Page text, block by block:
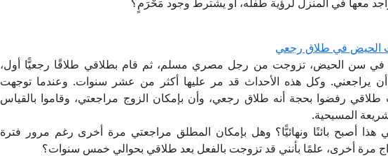
الحيض في طلاق رجعي
في سن الحيض، تزوجت من رجل مصري مسلم، ثم قام بطلاقي طلاقًا رجعيًّا أول،
يراجعني. وكل هذه الأحداث قد مر عليها أكثر من عشر سنوات. وعندما توجهت
طلاقي رفضوا بحجة أنه طلاق رجعي، وأن بإمكان الزوج مراجعتي، وقاموا بالقياس
المسيحية.
هذا أصبح بائنًا ونهائيًّا؟ وهل بإمكان المطلق مراجعتي مرة أخرى رغم مرور فترة
مرة أخرى، علمًا بأنني قد تزوجت بالفعل بعد طلاقي بحوالي خمس سنوات؟